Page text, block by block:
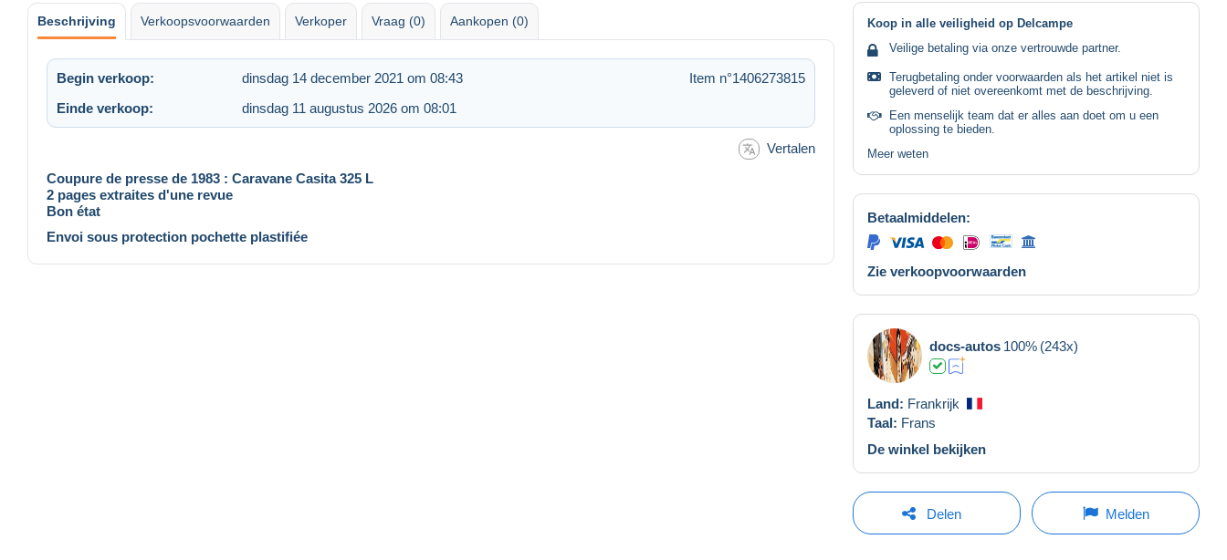
Beschrijving Verkoopsvoorwaarden Verkoper Vraag (0) Aankopen (0)
Begin verkoop: dinsdag 14 december 2021 om 08:43
Item n°1406273815
Einde verkoop:
dinsdag 11 augustus 2026 om 08:01
Vertalen
Coupure de presse de 1983 : Caravane Casita 325 L
2 pages extraites d'une revue
Bon état
Envoi sous protection pochette plastifiée
Koop in alle veiligheid op Delcampe
Veilige betaling via onze vertrouwde partner.
Terugbetaling onder voorwaarden als het artikel niet is
geleverd of niet overeenkomt met de beschrijving.
Een menselijk team dat er alles aan doet om u een
oplossing te bieden.
Meer weten
Betaalmiddelen:
Zie verkoopvoorwaarden
docs-autos 100% (243x)
Land: Frankrijk
Taal: Frans
De winkel bekijken
Delen Melden